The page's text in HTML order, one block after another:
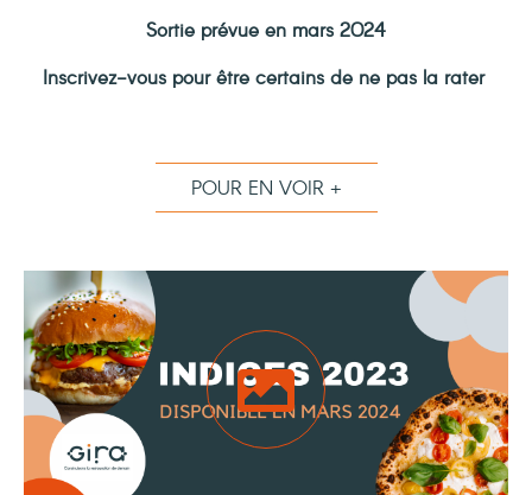
Sortie prévue en mars 2024
Inscrivez-vous pour être certains de ne pas la rater
POUR EN VOIR +